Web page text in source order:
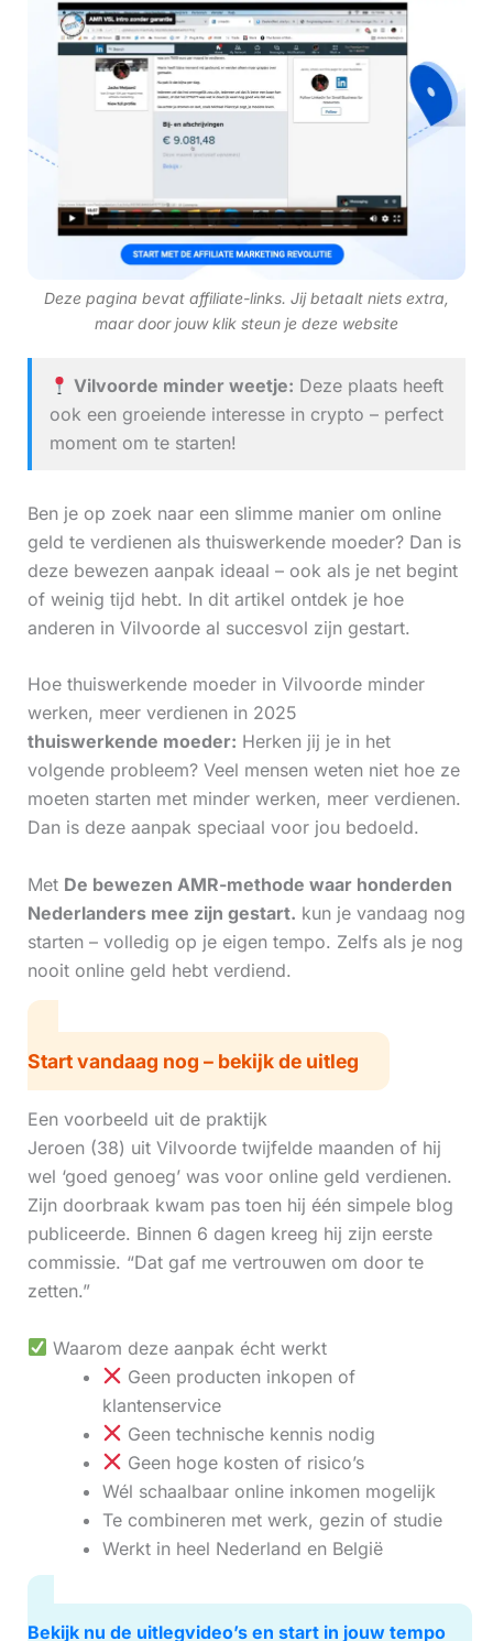
Deze pagina bevat affiliate-links. Jij betaalt niets extra,
maar door jouw klik steun je deze website
Vilvoorde minder weetje: Deze plaats heeft
ook een groeiende interesse in crypto – perfect
moment om te starten!
Ben je op zoek naar een slimme manier om online
geld te verdienen als thuiswerkende moeder? Dan is
deze bewezen aanpak ideaal – ook als je net begint
of weinig tijd hebt. In dit artikel ontdek je hoe
anderen in Vilvoorde al succesvol zijn gestart.
Hoe thuiswerkende moeder in Vilvoorde minder
werken, meer verdienen in 2025
thuiswerkende moeder: Herken jij je in het
volgende probleem? Veel mensen weten niet hoe ze
moeten starten met minder werken, meer verdienen.
Dan is deze aanpak speciaal voor jou bedoeld.
Met De bewezen AMR-methode waar honderden
Nederlanders mee zijn gestart. kun je vandaag nog
starten – volledig op je eigen tempo. Zelfs als je nog
nooit online geld hebt verdiend.
Start vandaag nog – bekijk de uitleg
Een voorbeeld uit de praktijk
Jeroen (38) uit Vilvoorde twijfelde maanden of hij
wel ‘goed genoeg’ was voor online geld verdienen.
Zijn doorbraak kwam pas toen hij één simpele blog
publiceerde. Binnen 6 dagen kreeg hij zijn eerste
commissie. “Dat gaf me vertrouwen om door te
zetten.”
Waarom deze aanpak écht werkt
Geen producten inkopen of
klantenservice
Geen technische kennis nodig
Geen hoge kosten of risico’s
Wél schaalbaar online inkomen mogelijk
Te combineren met werk, gezin of studie
Werkt in heel Nederland en België
Bekijk nu de uitlegvideo’s en start in jouw tempo